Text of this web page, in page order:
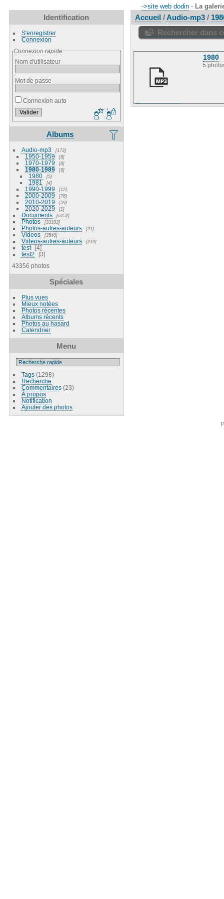
->site web dodin - La
Identification
S'enregistrer
Connexion
Connexion rapide
Nom d'utilisateur
Mot de passe
Connexion auto
Albums
Audio-mp3 173
1950-1959 8
1970-1979 8
1980-1989 9
1980 5
1981 4
1990-1999 12
2000-2009 76
2010-2019 59
2020-2029 1
Documents 6152
Photos 33183
Photos-autres-auteurs 91
Videos 3540
Videos-autres-auteurs 210
test
4
test2
3
43356 photos
Spéciales
Plus vues
Mieux notées
Photos récentes
Albums récents
Photos au hasard
Calendrier
Menu
Tags(1298)
Recherche
Commentaires(23)
À propos
Notification
Ajouter des photos
Accueil/Audio-mp3/
Rechercher dans
1980
5